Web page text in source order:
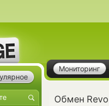
Мониторинг
Обмен